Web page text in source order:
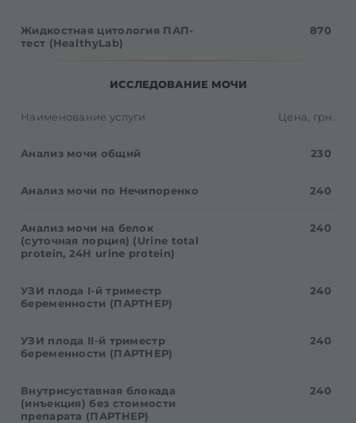
Жидкостная цитология ПАП-
тест (HealthyLab)
870
ИССЛЕДОВАНИЕ МОЧИ
Наименование услуги Цена, грн.
Анализ мочи общий 230
Анализ мочи по Нечипоренко 240
Анализ мочи на белок
(суточная порция) (Urine total
protein, 24H urine protein)
240
УЗИ плода I-й триместр
беременности (ПАРТНЕР)
240
УЗИ плода II-й триместр
беременности (ПАРТНЕР)
240
Внутрисуставная блокада
(инъекция) без стоимости
препарата (ПАРТНЕР)
240